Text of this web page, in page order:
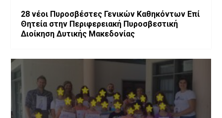
28 νέοι Πυροσβέστες Γενικών Καθηκόντων Επί
Θητεία στην Περιφερειακή Πυροσβεστική
Διοίκηση Δυτικής Μακεδονίας